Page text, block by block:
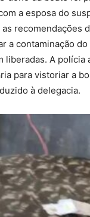
a esposa do
recomendações
a contaminação do
liberadas. A polícia
para vistoriar a
à delegacia.